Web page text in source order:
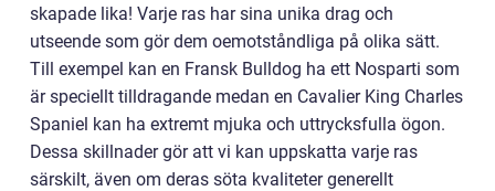
skapade lika! Varje ras har sina unika drag och
utseende som gör dem oemotståndliga på olika sätt.
Till exempel kan en Fransk Bulldog ha ett Nosparti som
är speciellt tilldragande medan en Cavalier King Charles
Spaniel kan ha extremt mjuka och uttrycksfulla ögon.
Dessa skillnader gör att vi kan uppskatta varje ras
särskilt, även om deras söta kvaliteter generellt